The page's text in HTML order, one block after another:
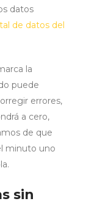
datos
de datos del
la
puede
errores,
a cero,
de que
minuto uno
sin